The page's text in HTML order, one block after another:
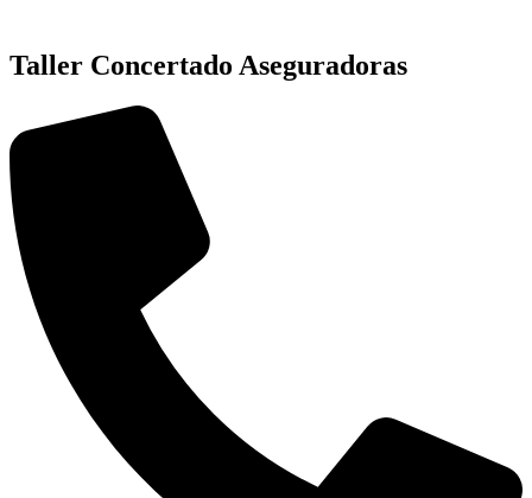
Taller Concertado Aseguradoras